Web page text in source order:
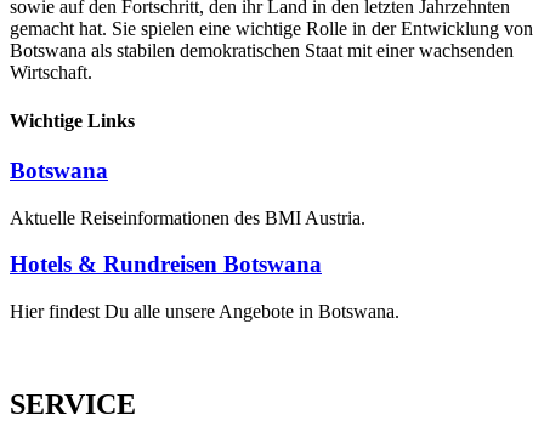
sowie auf den Fortschritt, den ihr Land in den letzten Jahrzehnten
gemacht hat. Sie spielen eine wichtige Rolle in der Entwicklung von
Botswana als stabilen demokratischen Staat mit einer wachsenden
Wirtschaft.
Wichtige Links
Botswana
Aktuelle Reiseinformationen des BMI Austria.
Hotels & Rundreisen Botswana
Hier findest Du alle unsere Angebote in Botswana.
SERVICE